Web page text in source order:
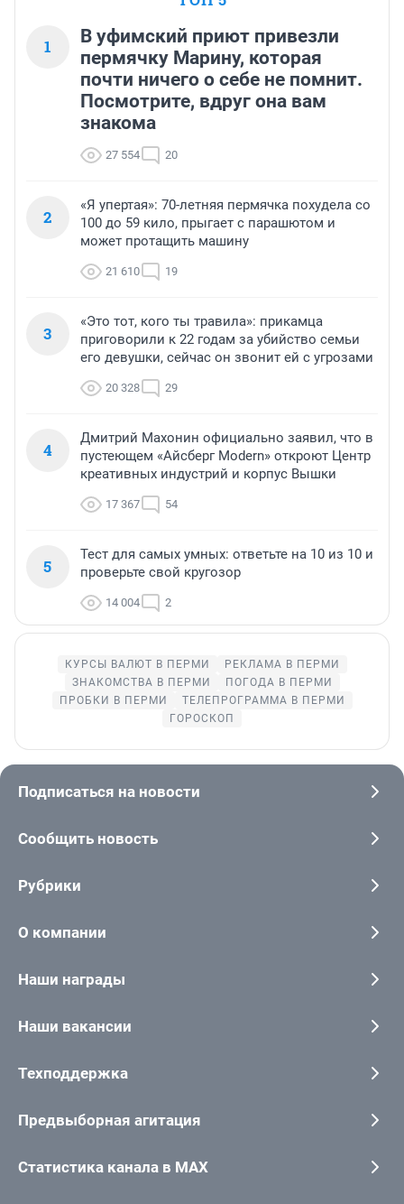
1
В уфимский приют привезли
пермячку Марину, которая
почти ничего о себе не помнит.
Посмотрите, вдруг она вам
знакома
27 554 20
2
«Я упертая»: 70-летняя пермячка похудела со
100 до 59 кило, прыгает с парашютом и
может протащить машину
21 610 19
3
«Это тот, кого ты травила»: прикамца
приговорили к 22 годам за убийство семьи
его девушки, сейчас он звонит ей с угрозами
20 328 29
4
Дмитрий Махонин официально заявил, что в
пустеющем «Айсберг Modern» откроют Центр
креативных индустрий и корпус Вышки
17 367 54
5
Тест для самых умных: ответьте на 10 из 10 и
проверьте свой кругозор
14 004 2
КУРСЫ ВАЛЮТ В ПЕРМИ
РЕКЛАМА В ПЕРМИ
ЗНАКОМСТВА В ПЕРМИ
ПОГОДА В ПЕРМИ
ПРОБКИ В ПЕРМИ
ТЕЛЕПРОГРАММА В ПЕРМИ
ГОРОСКОП
Подписаться на новости
Сообщить новость
Рубрики
О компании
Наши награды
Наши вакансии
Техподдержка
Предвыборная агитация
Статистика канала в MAX